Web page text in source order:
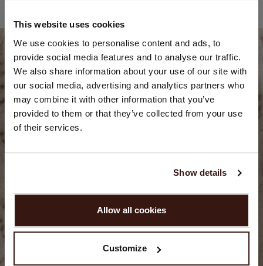
This website uses cookies
We use cookies to personalise content and ads, to
provide social media features and to analyse our traffic.
We also share information about your use of our site with
our social media, advertising and analytics partners who
may combine it with other information that you’ve
provided to them or that they’ve collected from your use
of their services.
Show details
Allow all cookies
Customize
STANDORT ÄNDERN
Sie besuchen Repeat cashmere von Niederlande (€) aus.
Möchten Sie Ihre Standort aktualisieren?
Vereinigte Staaten ($)
WEITER